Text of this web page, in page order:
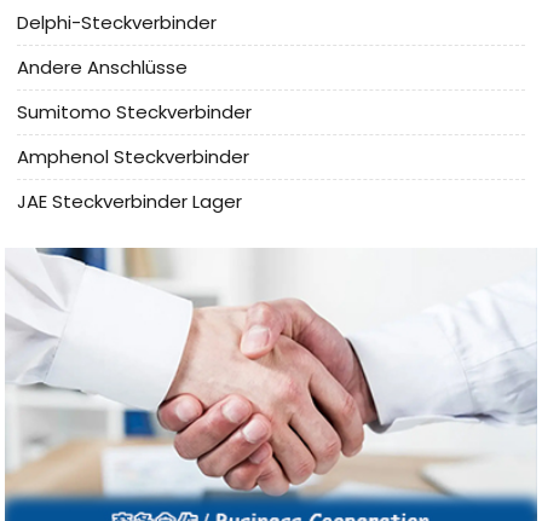
Delphi-Steckverbinder
Andere Anschlüsse
Sumitomo Steckverbinder
Amphenol Steckverbinder
JAE Steckverbinder Lager